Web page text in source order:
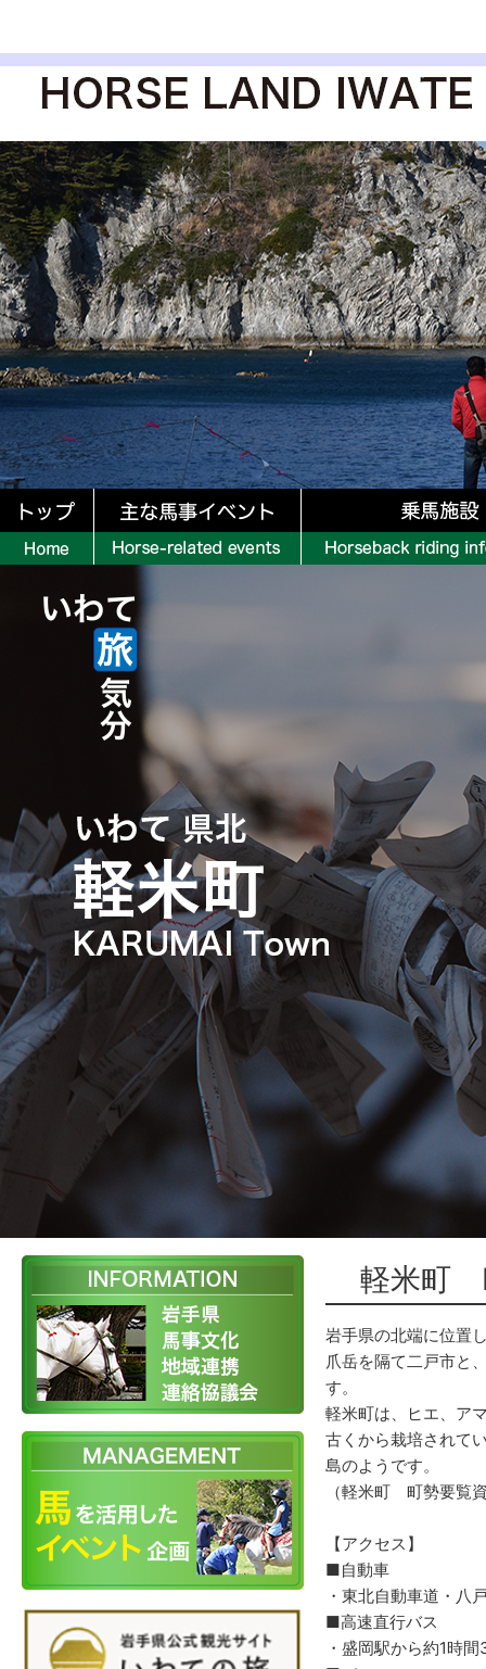
軽米町
岩手県の北端に位置
爪岳を隔て二戸市と
す。
軽米町は、ヒエ、ア
古くから栽培されて
島のようです。
（軽米町 町勢要覧
【アクセス】
■自動車
・東北自動車道・
■高速直行バス
・盛岡駅から約1時